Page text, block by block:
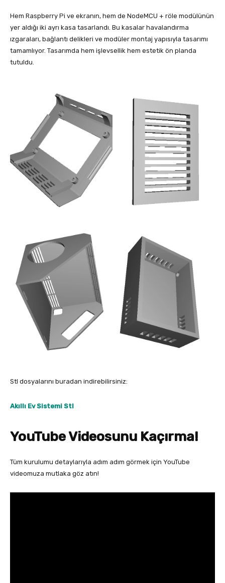
Hem Raspberry Pi ve ekranın, hem de NodeMCU + röle modülünün
yer aldığı iki ayrı kasa tasarlandı. Bu kasalar havalandırma
ızgaraları, bağlantı delikleri ve modüler montaj yapısıyla tasarımı
tamamlıyor. Tasarımda hem işlevsellik hem estetik ön planda
tutuldu.
Stl dosyalarını buradan indirebilirsiniz:
Akıllı Ev Sistemi Stl
YouTube Videosunu Kaçırma!
Tüm kurulumu detaylarıyla adım adım görmek için YouTube
videomuza mutlaka göz atın!